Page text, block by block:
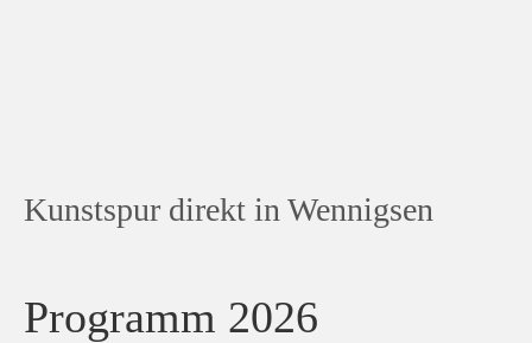
Kunstspur direkt in Wennigsen
Programm 2026